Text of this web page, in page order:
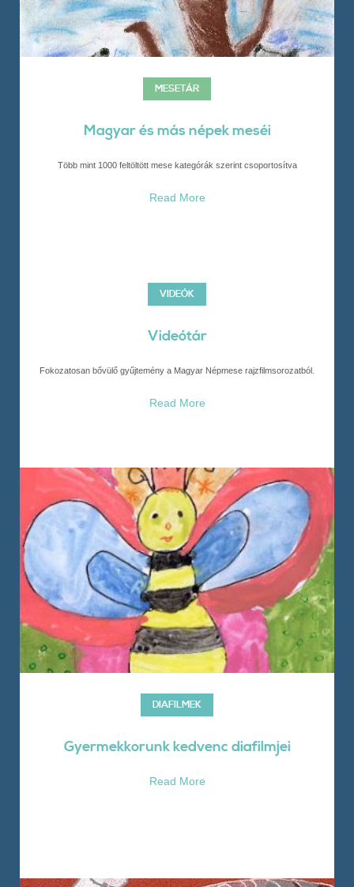
MESETÁR
Magyar és más népek meséi
Több mint 1000 feltöltött mese kategórák szerint csoportosítva
Read More
VIDEÓK
Videótár
Fokozatosan bővülő gyűjtemény a Magyar Népmese rajzfilmsorozatból.
Read More
DIAFILMEK
Gyermekkorunk kedvenc diafilmjei
Read More